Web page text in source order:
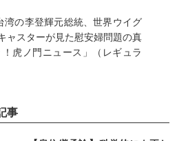
の李登輝元総統、世界ウイグ
ャスターが見た慰安婦問題の真
虎ノ門ニュース」（レギュラ
事